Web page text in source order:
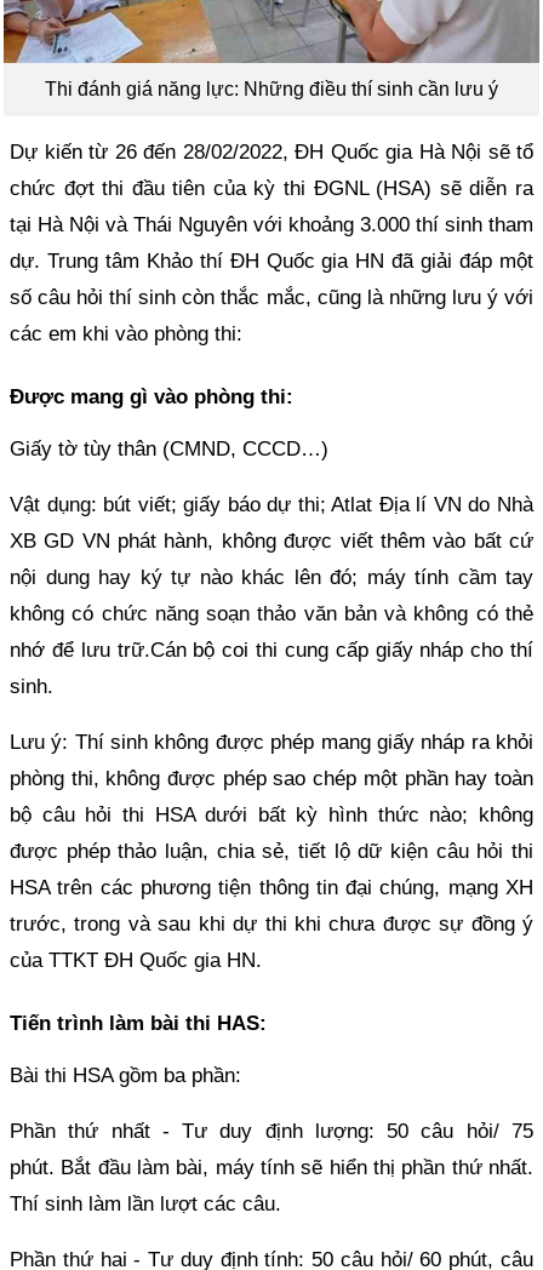
Thi đánh giá năng lực: Những điều thí sinh cần lưu ý
Dự kiến từ 26 đến 28/02/2022, ĐH Quốc gia Hà Nội sẽ tổ
chức đợt thi đầu tiên của kỳ thi ĐGNL (HSA) sẽ diễn ra
tại Hà Nội và Thái Nguyên với khoảng 3.000 thí sinh tham
dự. Trung tâm Khảo thí ĐH Quốc gia HN đã giải đáp một
số câu hỏi thí sinh còn thắc mắc, cũng là những lưu ý với
các em khi vào phòng thi:
Được mang gì vào phòng thi:
Giấy tờ tùy thân (CMND, CCCD…)
Vật dụng: bút viết; giấy báo dự thi; Atlat Địa lí VN do Nhà
XB GD VN phát hành, không được viết thêm vào bất cứ
nội dung hay ký tự nào khác lên đó; máy tính cầm tay
không có chức năng soạn thảo văn bản và không có thẻ
nhớ để lưu trữ.Cán bộ coi thi cung cấp giấy nháp cho thí
sinh.
Lưu ý: Thí sinh không được phép mang giấy nháp ra khỏi
phòng thi, không được phép sao chép một phần hay toàn
bộ câu hỏi thi HSA dưới bất kỳ hình thức nào; không
được phép thảo luận, chia sẻ, tiết lộ dữ kiện câu hỏi thi
HSA trên các phương tiện thông tin đại chúng, mạng XH
trước, trong và sau khi dự thi khi chưa được sự đồng ý
của TTKT ĐH Quốc gia HN.
Tiến trình làm bài thi HAS:
Bài thi HSA gồm ba phần:
Phần thứ nhất - Tư duy định lượng: 50 câu hỏi/ 75
phút. Bắt đầu làm bài, máy tính sẽ hiển thị phần thứ nhất.
Thí sinh làm lần lượt các câu.
Phần thứ hai - Tư duy định tính: 50 câu hỏi/ 60 phút, câu